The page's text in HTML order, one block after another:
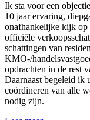
Ik sta voor een
10 jaar ervaring,
onafhankelijke kijk op
officiële
schattingen van
KMO-/
opdrachten in de rest
Daarnaast begeleid ik
coördineren van alle
nodig zijn.